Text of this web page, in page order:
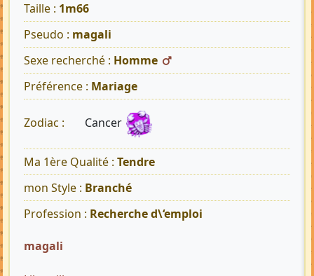
Taille : 1m66
Pseudo : magali
Sexe recherché : Homme
Préférence : Mariage
Zodiac : Cancer
Ma 1ère Qualité : Tendre
mon Style : Branché
Profession : Recherche d\‘emploi
magali